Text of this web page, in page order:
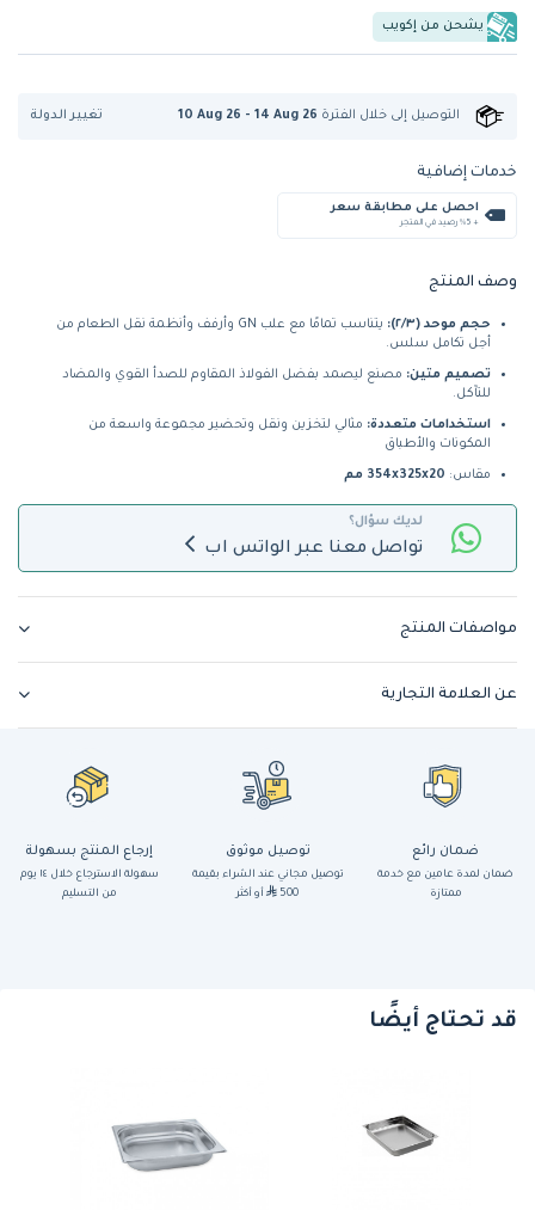
يشحن من إكويب
التوصيل إلى خلال الفترة 10 Aug 26 - 14 Aug 26 تغيير الدولة
خدمات إضافية
احصل على مطابقة سعر
+ %5 رصيد في المتجر
وصف المنتج
حجم موحد (٢/٣):
يتناسب تمامًا مع علب GN وأرفف وأنظمة نقل الطعام من
أجل تكامل سلس.
تصميم متين: مصنع ليصمد بفضل الفولاذ المقاوم للصدأ القوي والمضاد
للتآكل.
استخدامات متعددة: مثالي لتخزين ونقل وتحضير مجموعة واسعة من
المكونات والأطباق
مقاس: 354x325x20 مم
لديك سؤال؟
تواصل معنا عبر الواتس اب
مواصفات المنتج
عن العلامة التجارية
ضمان رائع
ضمان لمدة عامين مع خدمة
ممتازة
توصيل موثوق
توصيل مجاني عند الشراء بقيمة
500
أو أكثر
إرجاع المنتج بسهولة
سهولة الاسترجاع خلال ١٤ يوم
من التسليم
قد تحتاج أيضًا